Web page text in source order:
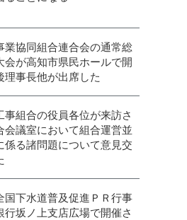
業協同組合連合会の通常総
会が高知市県民ホールで開
理事長他が出席した
事組合の役員各位が来訪さ
会議室において組合運営並
係る諸問題について意見交
国下水道普及促進ＰＲ行事
行坂ノ上支店広場で開催さ